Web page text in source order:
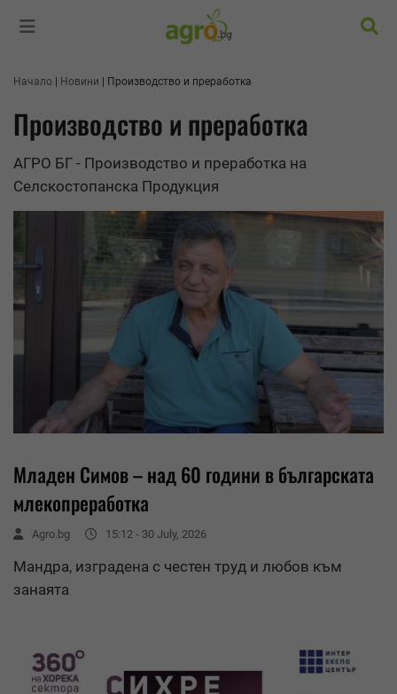
Начало Новини Производство и преработка
Производство и преработка
АГРО БГ - Производство и преработка на
Селскостопанска Продукция
Младен Симов – над 60 години в българската
млекопреработка
Agro.bg 15:12 - 30 July, 2026
Мандра, изградена с честен труд и любов към
занаята